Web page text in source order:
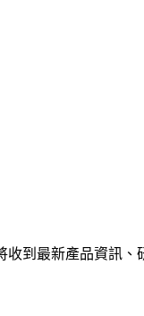
到最新產品資訊、